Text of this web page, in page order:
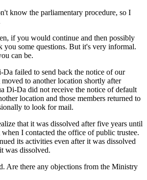
know the parliamentary procedure, so I
if you would continue and then possibly
you some questions. But it's very informal.
can be.
Da failed to send back the notice of our
moved to another location shortly after
Di-Da did not receive the notice of default
location and those members returned to
to look for mail.
that it was dissolved after five years until
I contacted the office of public trustee.
its activities even after it was dissolved
was dissolved.
Are there any objections from the Ministry